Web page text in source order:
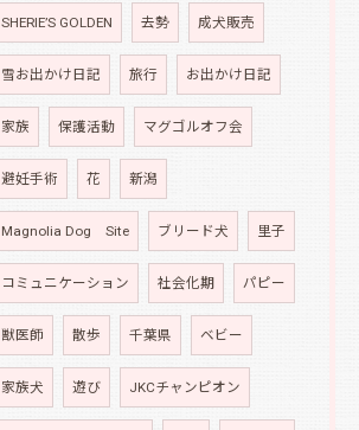
SHERIE’S GOLDEN 去勢 成犬販売
雪お出かけ日記 旅行 お出かけ日記
家族 保護活動 マグゴルオフ会
避妊手術 花 新潟
Magnolia Dog Site ブリード犬 里子
コミュニケーション 社会化期 パピー
獣医師 散歩 千葉県 ベビー
家族犬 遊び JKCチャンピオン